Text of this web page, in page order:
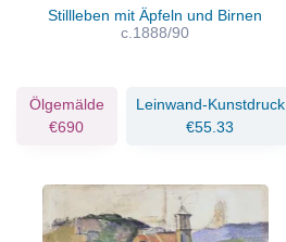
Stillleben mit Äpfeln und Birnen
c.1888/90
Ölgemälde
€690
Leinwand-Kunstdruck
€55.33